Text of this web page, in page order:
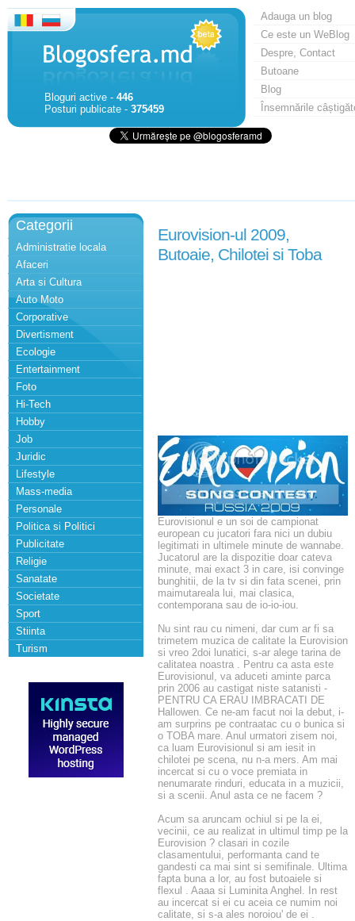
Bloguri active - 446
Posturi publicate - 375459
Adauga un blog
Ce este un WeBlog
Despre, Contact
Butoane
Blog
Însemnările
Categorii
Administratie locala
Afaceri
Arta si Cultura
Auto Moto
Corporative
Divertisment
Ecologie
Entertainment
Foto
Hi-Tech
Hobby
Job
Juridic
Lifestyle
Mass-media
Personale
Politica si Politici
Publicitate
Religie
Sanatate
Societate
Sport
Stiinta
Turism
Eurovision-ul 2009,
Butoaie, Chilotei si Toba
Eurovisionul e un soi de campionat
european cu jucatori fara nici un dubiu
legitimati in ultimele minute de wannabe.
Jucatorul are la dispozitie doar cateva
minute, mai exact 3 in care, isi convinge
bunghitii, de la tv si din fata scenei, prin
maimutareala lui, mai clasica,
contemporana sau de io-io-iou.
Nu sint rau cu nimeni, dar cum ar fi sa
trimetem muzica de calitate la Eurovision
si vreo 2doi lunatici, s-ar alege tarina de
calitatea noastra . Pentru ca asta este
Eurovisionul, va aduceti aminte parca
prin 2006 au castigat niste satanisti -
PENTRU CA ERAU IMBRACATI DE
Hallowen. Ce ne-am facut noi la debut, i-
am surprins pe contraatac cu o bunica si
o TOBA mare. Anul urmatori zisem noi,
ca luam Eurovisionul si am iesit in
chilotei pe scena, nu n-a mers. Am mai
incercat si cu o voce premiata in
nenumarate rinduri, educata in a muzicii,
si a scenii. Anul asta ce ne facem ?
Acum sa aruncam ochiul si pe la ei,
vecinii, ce au realizat in ultimul timp pe la
Eurovision ? clasari in cozile
clasamentului, performanta cand te
gandesti ca mai sint si semifinale. Ultima
fapta buna a lor, au fost butoaiele si
flexul . Aaaa si Luminita Anghel. In rest
au incercat si ei cu aceia ce numim noi
calitate, si s-a ales noroiou' de ei .